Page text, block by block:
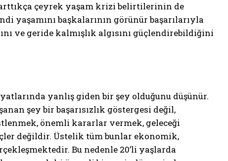
çeyrek yaşam krizi belirtilerinin de
yaşamını başkalarının görünür başarılarıyla
ve geride kalmışlık algısını güçlendirebildiğini
yanlış giden bir şey olduğunu düşünür.
şey bir başarısızlık göstergesi değil,
önemli kararlar vermek, geleceği
değildir. Üstelik tüm bunlar ekonomik,
Bu nedenle 20’li yaşlarda